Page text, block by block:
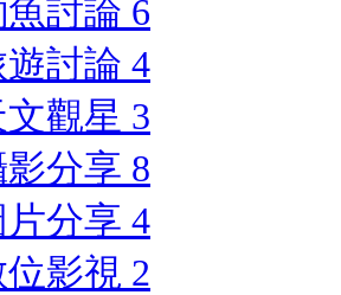
討論 6
討論 4
文觀星 3
分享 8
片分享 4
影視 2